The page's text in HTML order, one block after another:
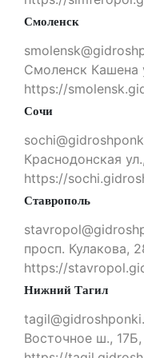
Смоленск
Смоленск Кашена
https://
Сочи
Краснодонская
https://
Ставрополь
просп. Кулакова,
https://
Нижний Тагил
Восточное ш.,